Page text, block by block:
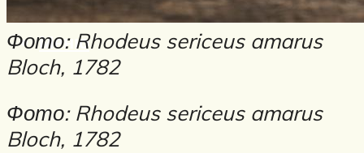
Меню
Фото: Rhodeus sericeus amarus
Bloch, 1782
Фото: Rhodeus sericeus amarus
Bloch, 1782